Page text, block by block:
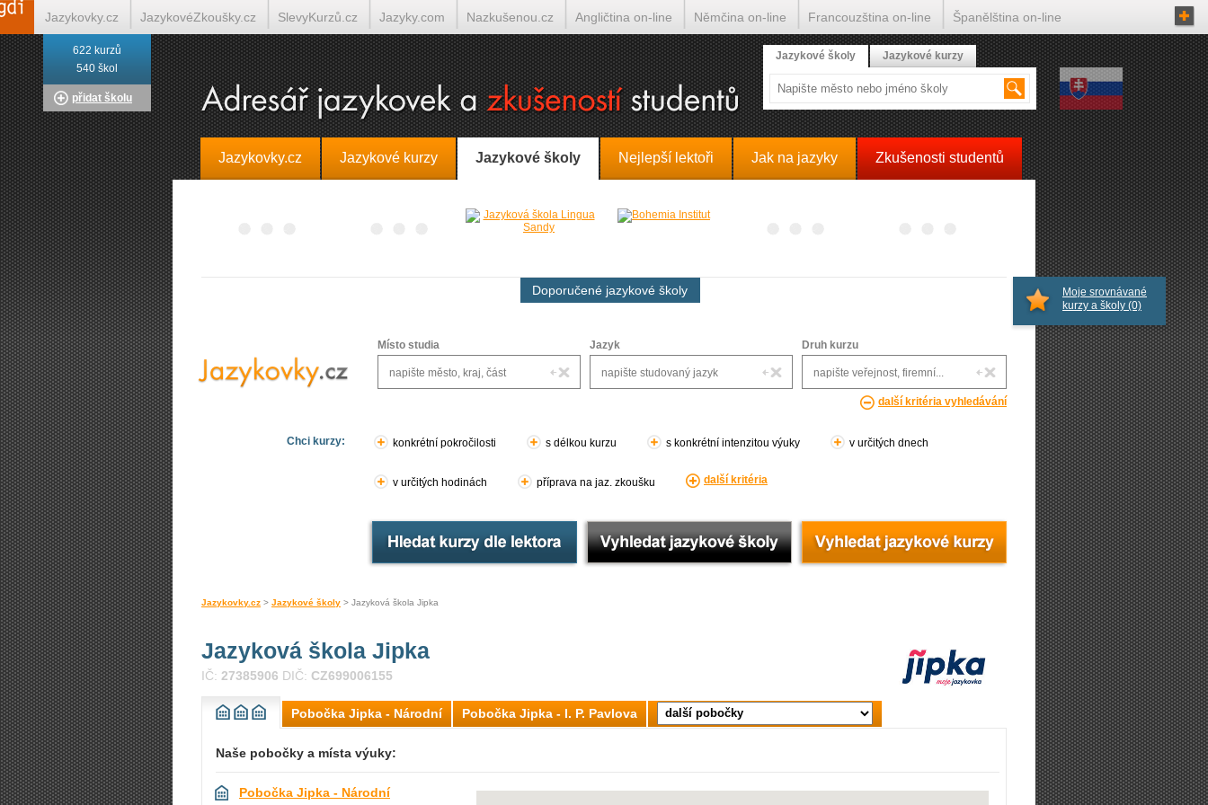
Jazykovky.cz Jazykové kurzy Jazykové školy Nejlepší lektoři Jak na jazyky Zkušenosti studentů
Doporučené jazykové školy
Místo studia Jazyk Druh kurzu
další kritéria vyhledávání
Chci kurzy: konkrétní pokročilosti s délkou kurzu s konkrétní intenzitou výuky v určitých dnech
v určitých hodinách příprava na jaz. zkoušku další kritéria
Jazykovky.cz > Jazykové školy > Jazyková škola Jipka
Jazyková škola Jipka
IČ: 27385906 DIČ: CZ699006155
Pobočka Jipka - Národní Pobočka Jipka - I. P. Pavlova
Naše pobočky a místa výuky:
Pobočka Jipka - Národní
Moje srovnávané
kurzy a školy (0)
622 kurzů
540 škol
přidat školu
Jazykové školy Jazykové kurzy
Jazykovky.cz JazykovéZkoušky.cz SlevyKurzů.cz Jazyky.com Nazkušenou.cz Angličtina on-line Němčina on-line Francouzština on-line Španělština on-line
Italština on-line Tlumočení-Překlady.cz Překládá.cz Tlumočí.cz